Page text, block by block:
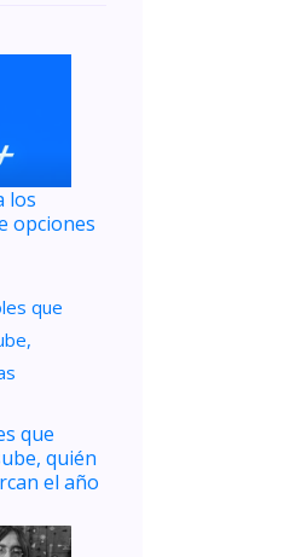
los
opciones
que
quién
el año